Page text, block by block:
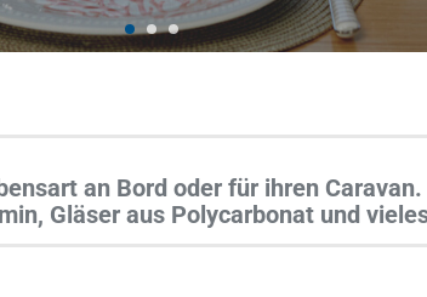
an Bord oder für ihren
Gläser aus Polycarbonat und